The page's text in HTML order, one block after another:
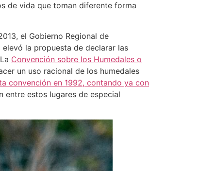
de vida que toman diferente forma
el Gobierno Regional de
elevó la propuesta de declarar las
Convención sobre los Humedales o
un uso racional de los humedales
convención en 1992, contando ya con
entre estos lugares de especial